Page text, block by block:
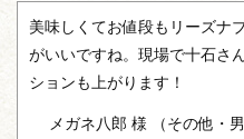
美味しくてお値段もリーズナ
がいいですね。現場で十石さ
ションも上がります！
メガネ八郎 様 （その他・男